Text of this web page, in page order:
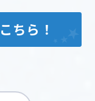
ちら！